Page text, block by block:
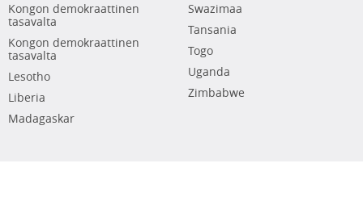
Kongon demokraattinen
tasavalta
Kongon demokraattinen
tasavalta
Lesotho
Liberia
Madagaskar
Swazimaa
Tansania
Togo
Uganda
Zimbabwe